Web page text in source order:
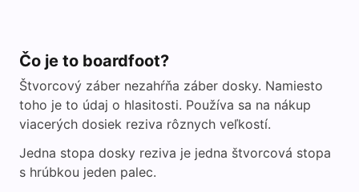
Čo je to boardfoot?
Štvorcový záber nezahŕňa záber dosky. Namiesto
toho je to údaj o hlasitosti. Používa sa na nákup
viacerých dosiek reziva rôznych veľkostí.
Jedna stopa dosky reziva je jedna štvorcová stopa
s hrúbkou jeden palec.